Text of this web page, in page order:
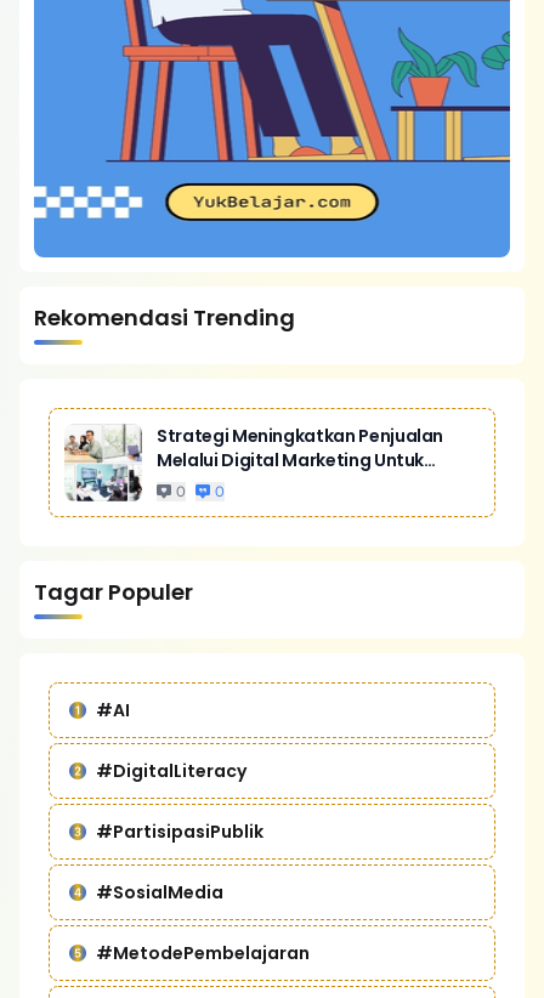
Rekomendasi Trending
Strategi Meningkatkan Penjualan
Melalui Digital Marketing Untuk
Bisnis Yang Lebih Kompetitif
0 0
Tagar Populer
#AI
#DigitalLiteracy
#PartisipasiPublik
#SosialMedia
#MetodePembelajaran